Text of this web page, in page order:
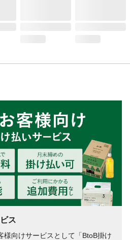
ス
様向けサービスとして「BtoB掛け